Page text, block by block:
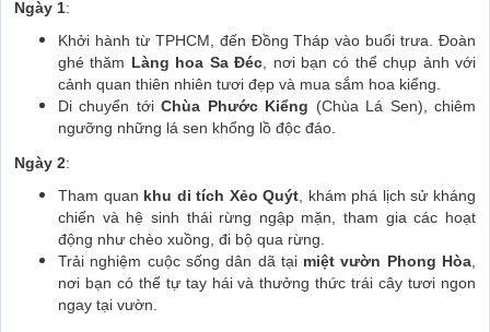
Ngày 1:
Khởi hành từ TPHCM, đến Đồng Tháp vào buổi trưa. Đoàn
ghé thăm Làng hoa Sa Đéc, nơi bạn có thể chụp ảnh với
cảnh quan thiên nhiên tươi đẹp và mua sắm hoa kiểng.
Di chuyển tớiChùa Phước Kiểng (Chùa Lá Sen), chiêm
ngưỡng những lá sen khổng lồ độc đáo.
Ngày 2:
Tham quan khu di tích Xẻo Quýt, khám phá lịch sử kháng
chiến và hệ sinh thái rừng ngập mặn, tham gia các hoạt
động như chèo xuồng, đi bộ qua rừng.
Trải nghiệm cuộc sống dân dã tại miệt vườn Phong Hòa,
nơi bạn có thể tự tay hái và thưởng thức trái cây tươi ngon
ngay tại vườn.